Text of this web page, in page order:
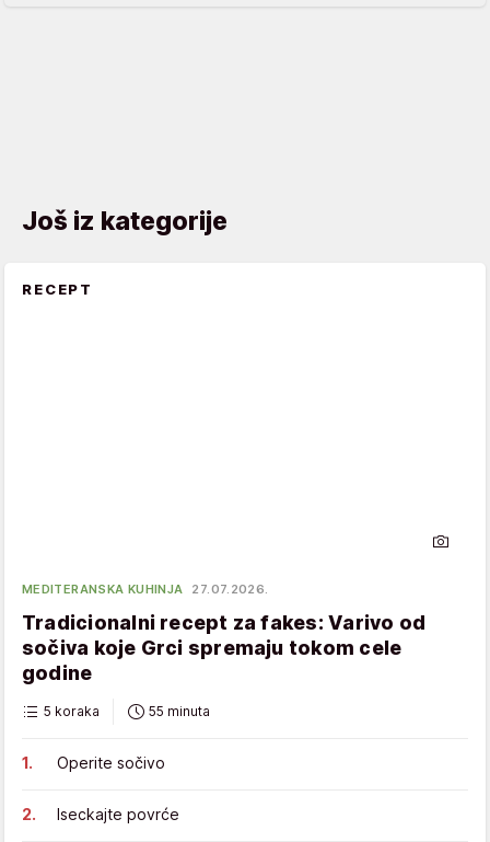
Još iz kategorije
RECEPT
MEDITERANSKA KUHINJA 27.07.2026.
Tradicionalni recept za fakes: Varivo od
sočiva koje Grci spremaju tokom cele
godine
5 koraka 55 minuta
Operite sočivo
Iseckajte povrće